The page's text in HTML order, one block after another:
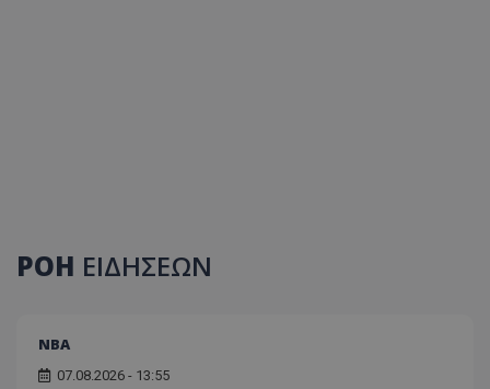
ΡΟΗ ΕΙΔΗΣΕΩΝ
NBA
07.08.2026 - 13:55